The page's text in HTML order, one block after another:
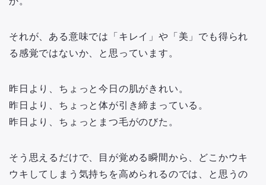
それが、ある意味では「キレイ」や「美」でも得られ
る感覚ではないか、と思っています。
昨日より、ちょっと今日の肌がきれい。
昨日より、ちょっと体が引き締まっている。
昨日より、ちょっとまつ毛がのびた。
そう思えるだけで、目が覚める瞬間から、どこかウキ
ウキしてしまう気持ちを高められるのでは、と思うの